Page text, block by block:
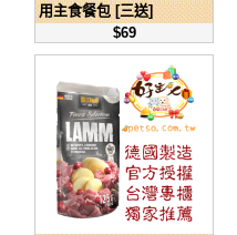
用主食餐包 [三送]
$69